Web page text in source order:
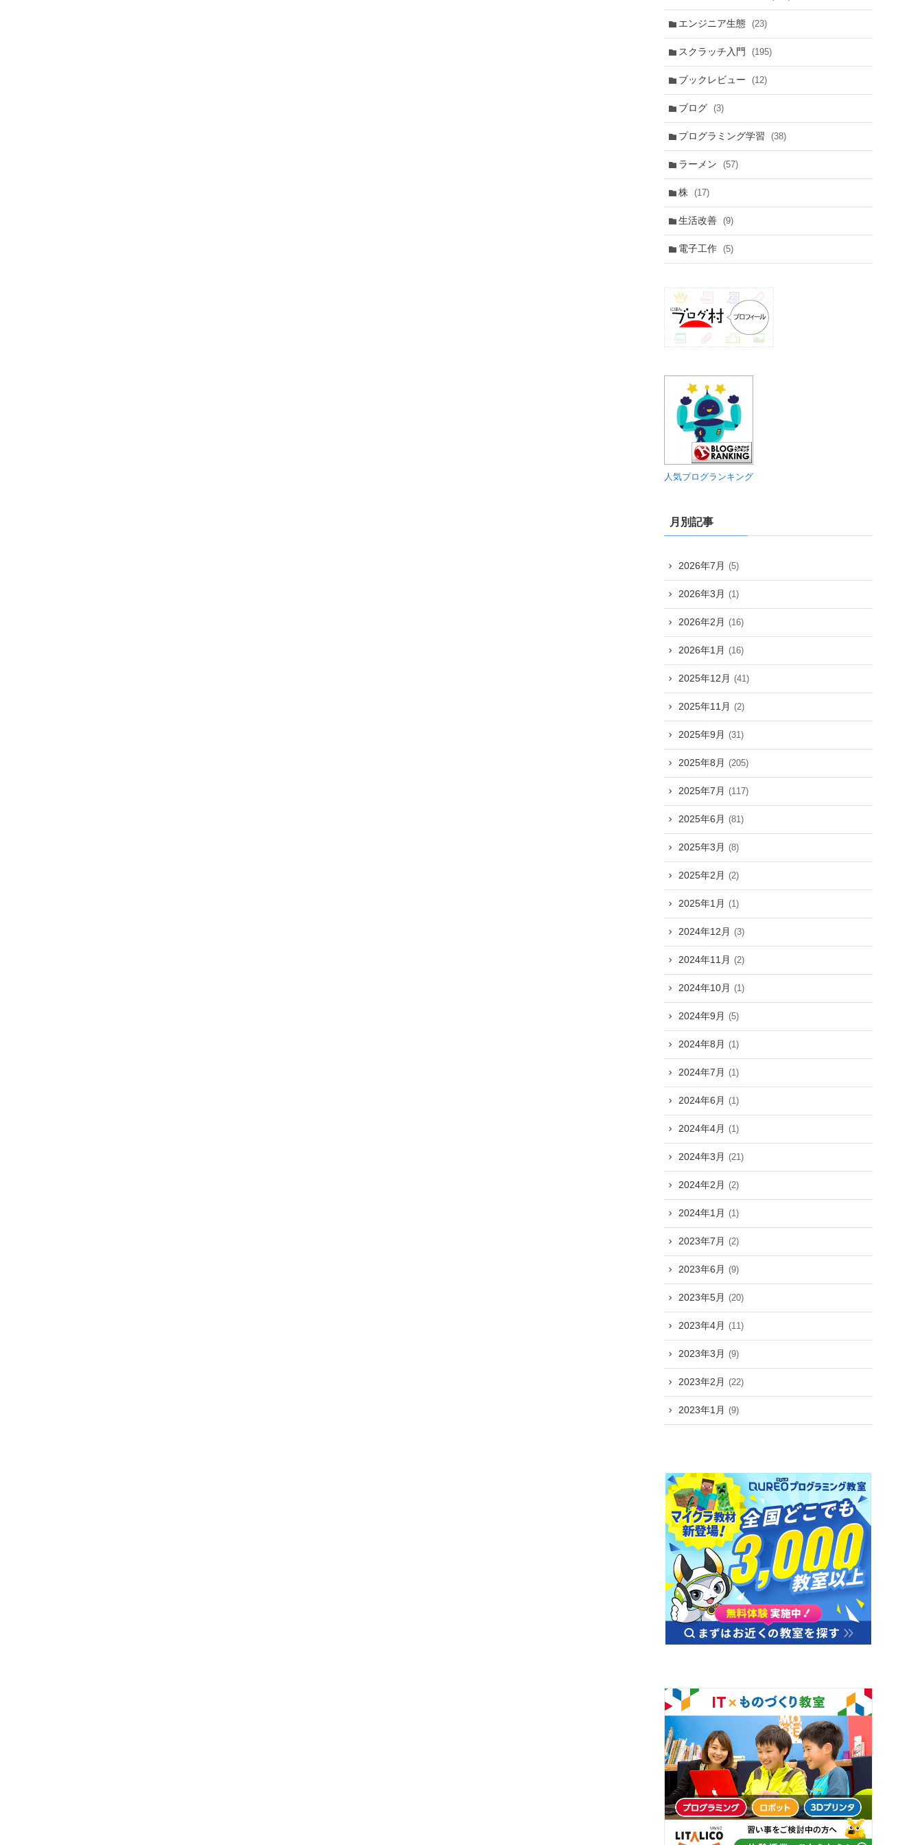
エンジニア生態 (23)
スクラッチ入門 (195)
ブックレビュー (12)
ブログ (3)
プログラミング学習 (38)
ラーメン (57)
株 (17)
生活改善 (9)
電子工作 (5)
人気ブログランキング
月別記事
2026年7月 (5)
2026年3月 (1)
2026年2月 (16)
2026年1月 (16)
2025年12月 (41)
2025年11月 (2)
2025年9月 (31)
2025年8月 (205)
2025年7月 (117)
2025年6月 (81)
2025年3月 (8)
2025年2月 (2)
2025年1月 (1)
2024年12月 (3)
2024年11月 (2)
2024年10月 (1)
2024年9月 (5)
2024年8月 (1)
2024年7月 (1)
2024年6月 (1)
2024年4月 (1)
2024年3月 (21)
2024年2月 (2)
2024年1月 (1)
2023年7月 (2)
2023年6月 (9)
2023年5月 (20)
2023年4月 (11)
2023年3月 (9)
2023年2月 (22)
2023年1月 (9)